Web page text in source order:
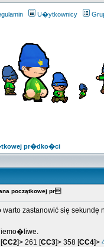
U�ytkownicy
pr�dko�ci
początkowej pr
zastanowić się sekundę
CC2]> 261 [CC3]> 358 [CC4]>